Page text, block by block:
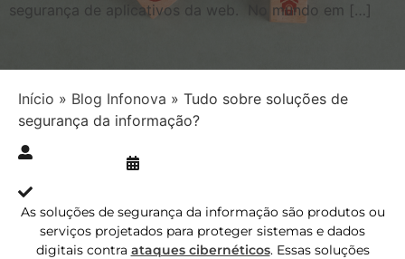
segurança de aplicativos da web. No mundo em […]
Início » Blog Infonova » Tudo sobre soluções de
segurança da informação?
As soluções de segurança da informação são produtos ou
serviços projetados para proteger sistemas e dados
digitais contra ataques cibernéticos. Essas soluções